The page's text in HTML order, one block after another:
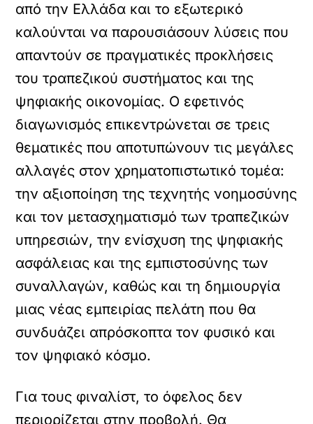
από την Ελλάδα και το εξωτερικό
καλούνται να παρουσιάσουν λύσεις που
απαντούν σε πραγματικές προκλήσεις
του τραπεζικού συστήματος και της
ψηφιακής οικονομίας. Ο εφετινός
διαγωνισμός επικεντρώνεται σε τρεις
θεματικές που αποτυπώνουν τις μεγάλες
αλλαγές στον χρηματοπιστωτικό τομέα:
την αξιοποίηση της τεχνητής νοημοσύνης
και τον μετασχηματισμό των τραπεζικών
υπηρεσιών, την ενίσχυση της ψηφιακής
ασφάλειας και της εμπιστοσύνης των
συναλλαγών, καθώς και τη δημιουργία
μιας νέας εμπειρίας πελάτη που θα
συνδυάζει απρόσκοπτα τον φυσικό και
τον ψηφιακό κόσμο.
Για τους φιναλίστ, το όφελος δεν
περιορίζεται στην προβολή. Θα